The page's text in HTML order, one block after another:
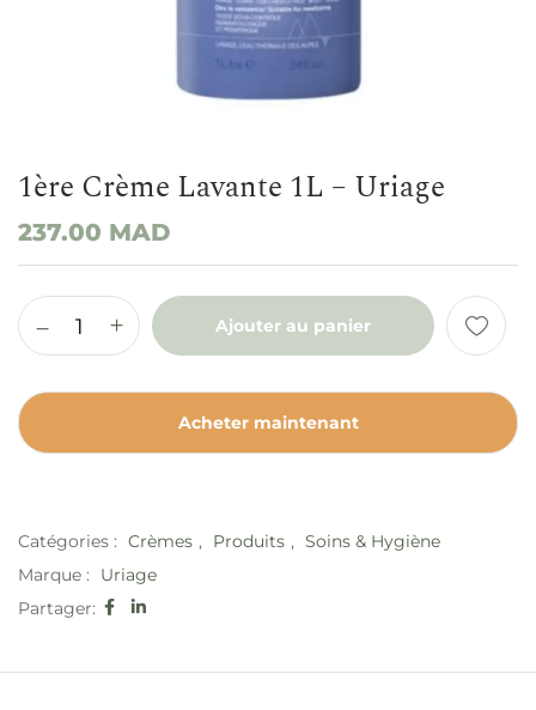
1ère Crème Lavante 1L – Uriage
237.00 MAD
Ajouter au panier
Acheter maintenant
Catégories : Crèmes , Produits , Soins & Hygiène
Marque :
Uriage
Partager: